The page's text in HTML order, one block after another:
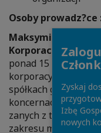
Osoby prowadz?ce
Maksymilian
Korporacyjnej.Dr
ponad 15 lat
korporacyjnej oraz
spółkach
koncernach.
zanych z
zakresu
Zyskaj
Izbę
nowych